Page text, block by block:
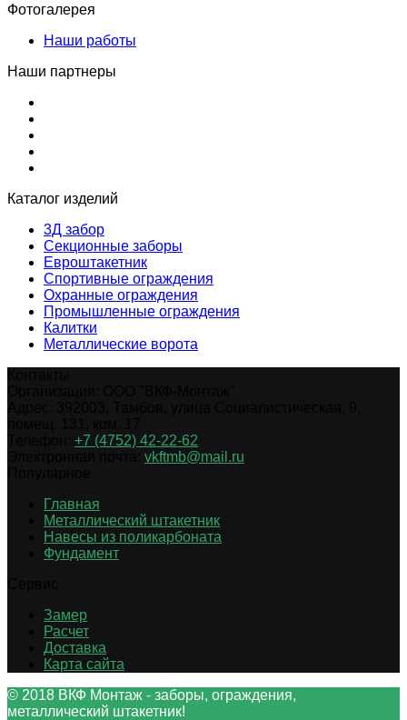
Фотогалерея
Наши работы
Наши партнеры
Каталог изделий
3Д забор
Секционные заборы
Евроштакетник
Спортивные ограждения
Охранные ограждения
Промышленные ограждения
Калитки
Металлические ворота
+7 (4752) 42-22-62
vkftmb@mail.ru
Главная
Металлический штакетник
Навесы из поликарбоната
Фундамент
Замер
Расчет
Доставка
Карта сайта
© 2018 ВКФ Монтаж - заборы, ограждения,
металлический штакетник!